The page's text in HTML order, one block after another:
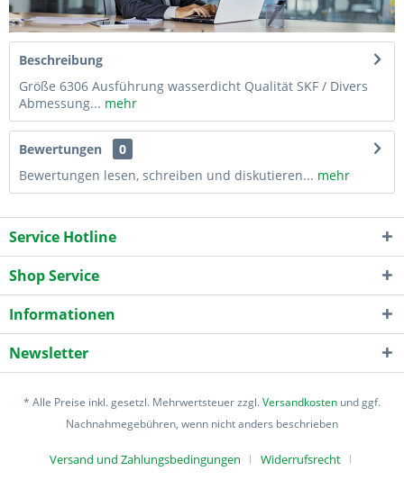
Beschreibung
Größe 6306 Ausführung wasserdicht Qualität SKF / Divers
Abmessung... mehr
Bewertungen
0
Bewertungen lesen, schreiben und diskutieren... mehr
Service Hotline
Shop Service
Informationen
Newsletter
* Alle Preise inkl. gesetzl. Mehrwertsteuer zzgl.Versandkosten und ggf.
Nachnahmegebühren, wenn nicht anders beschrieben
Versand und Zahlungsbedingungen Widerrufsrecht